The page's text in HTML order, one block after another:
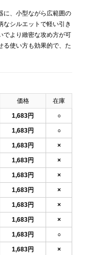
に、小型ながら広範囲の
なシルエットで軽い引き
でより緻密な攻め方が可
る使い方も効果的で、た
価格 在庫
1,683円 ○
1,683円 ○
1,683円 ×
1,683円 ×
1,683円 ×
1,683円 ×
1,683円 ×
1,683円 ×
1,683円 ○
1,683円 ×